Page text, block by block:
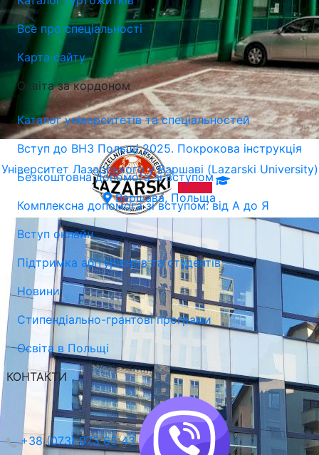
Університет Лазарського у Варшаві (Lazarski University)
Варшава, Польща
Все про спеціальності
Карта сайту
Освіта за кордоном
Каталог університетів та спеціальностей
Вступ до ВНЗ Польщі 2025. Покрокова інструкція
Безкоштовна допомога зі вступом
Комплексна допомога зі вступом: від А до Я
Вступ онлайн
Підтримка абітурієнтів та студентів
Новини
Стипендіально-грантові програми
Освіта в Польщі
КОНТАКТИ
+38 (073) 073 65 43